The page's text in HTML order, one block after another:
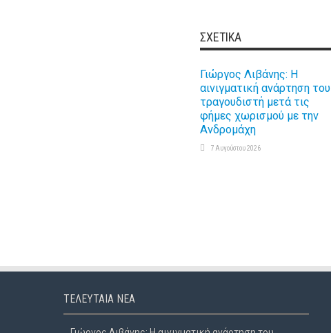
ΣΧΕΤΙΚΆ
Γιώργος Λιβάνης: Η
αινιγματική ανάρτηση του
τραγουδιστή μετά τις
φήμες χωρισμού με την
Ανδρομάχη
7 Αυγούστου 2026
ΤΕΛΕΥΤΑΊΑ ΝΈΑ